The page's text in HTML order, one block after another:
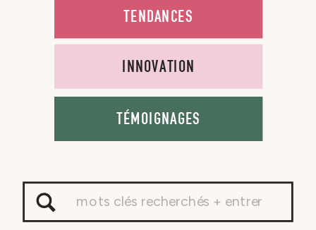
INNOVATION
TENDANCES
Search
TÉMOIGNAGES